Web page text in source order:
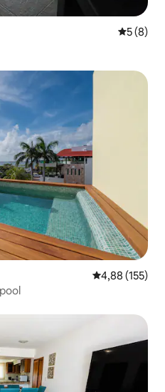
5 av 5 i
5 (8)
4,88 av 5 i
4,88 (155)